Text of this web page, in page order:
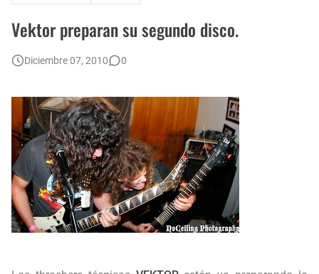
PAPPO: Sexta Concentración 26/02/2011
Novedades de Dublin Death Patrol
Autobiografía fotográfica de Jimmy Page.
Vektor preparan su segundo disco.
Diciembre 07, 2010 0